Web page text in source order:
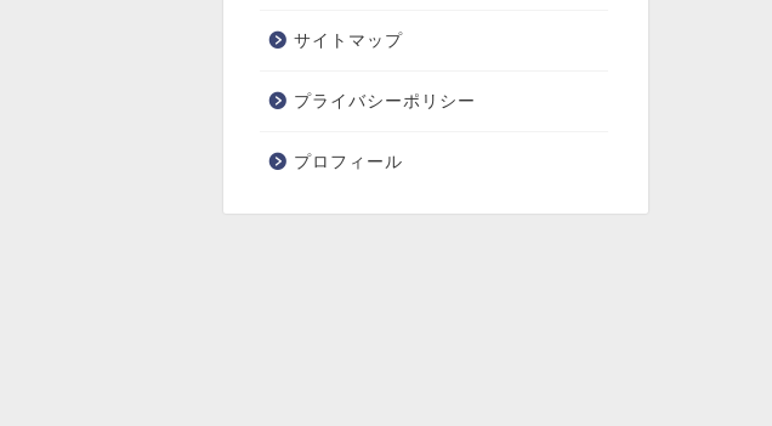
サイトマップ
プライバシーポリシー
プロフィール